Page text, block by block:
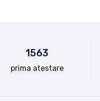
1563
prima atestare